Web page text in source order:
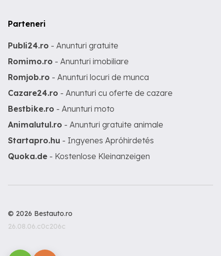
Parteneri
Publi24.ro - Anunturi gratuite
Romimo.ro - Anunturi imobiliare
Romjob.ro - Anunturi locuri de munca
Cazare24.ro - Anunturi cu oferte de cazare
Bestbike.ro - Anunturi moto
Animalutul.ro - Anunturi gratuite animale
Startapro.hu - Ingyenes Apróhirdetés
Quoka.de - Kostenlose Kleinanzeigen
© 2026 Bestauto.ro
26.08.06.c0c206c